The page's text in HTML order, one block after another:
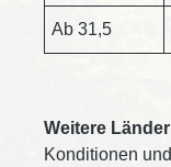
Ab 31,5
Weitere Länder
Konditionen